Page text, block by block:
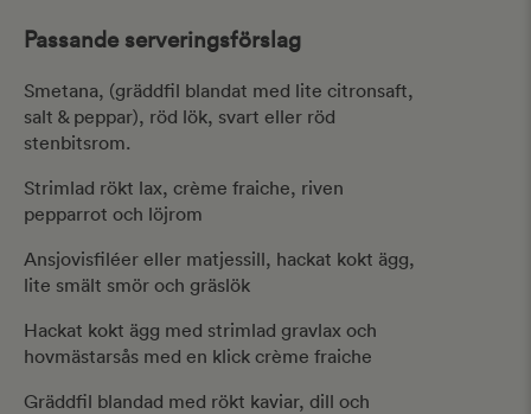
Passande serveringsförslag
Smetana, (gräddfil blandat med lite citronsaft,
salt & peppar), röd lök, svart eller röd
stenbitsrom.
Strimlad rökt lax, crème fraiche, riven
pepparrot och löjrom
Ansjovisfiléer eller matjessill, hackat kokt ägg,
lite smält smör och gräslök
Hackat kokt ägg med strimlad gravlax och
hovmästarsås med en klick crème fraiche
Gräddfil blandad med rökt kaviar, dill och